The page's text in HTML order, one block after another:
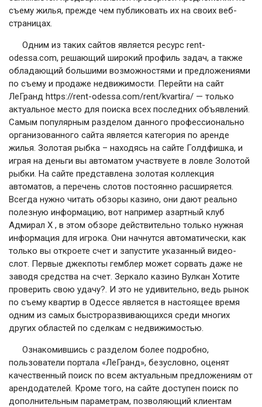
съему жилья, прежде чем публиковать их на своих веб-
страницах.
Одним из таких сайтов является ресурс rent-
odessa.com, решающий широкий профиль задач, а также
обладающий большими возможностями и предложениями
по съему и продаже недвижимости. Перейти на сайт
ЛеГранд https://rent-odessa.com/rent/kvartira/ — только
актуальное место для поиска всех последних объявлений.
Самым популярным разделом данного профессионально
организованного сайта является категория по аренде
жилья. Золотая рыбка – находясь на сайте Голдфишка, и
играя на деньги вы автоматом участвуете в ловле Золотой
рыбки. На сайте представлена золотая коллекция
автоматов, а перечень слотов постоянно расширяется.
Всегда нужно читать обзоры казино, они дают реально
полезную информацию, вот например азартный клуб
Адмирал X , в этом обзоре действительно только нужная
информация для игрока. Они начнутся автоматически, как
только вы откроете счет и запустите указанный видео-
слот. Первые джекпоты гемблер может сорвать даже не
заводя средства на счет. Зеркало казино Вулкан Хотите
проверить свою удачу?. И это не удивительно, ведь рынок
по съему квартир в Одессе является в настоящее время
одним из самых быстроразвивающихся среди многих
других областей по сделкам с недвижимостью.
Ознакомившись с разделом более подробно,
пользователи портала «ЛеГранд», безусловно, оценят
качественный поиск по всем актуальным предложениям от
арендодателей. Кроме того, на сайте доступен поиск по
дополнительным параметрам, позволяющий клиентам